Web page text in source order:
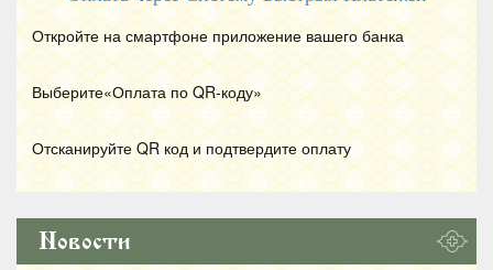
Откройте на смартфоне приложение вашего банка
Выберите«Оплата по QR-коду»
Отсканируйте QR код и подтвердите оплату
Новости